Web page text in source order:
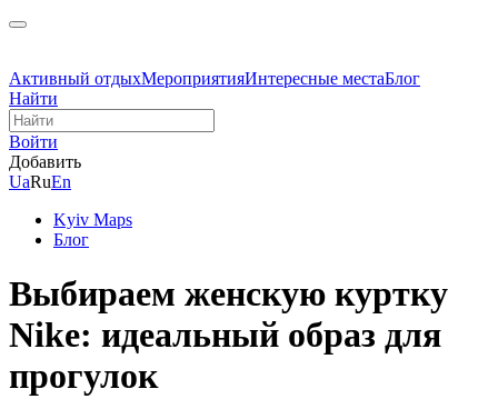
Активный отдыхМероприятияИнтересные местаБлог
Найти
Войти
Добавить
UaRuEn
Kyiv Maps
Блог
Выбираем женскую куртку
Nike: идеальный образ для
прогулок